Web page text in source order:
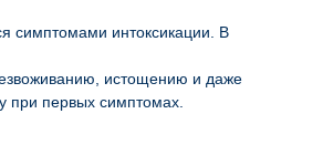
симптомами интоксикации. В
истощению и даже
при первых симптомах.